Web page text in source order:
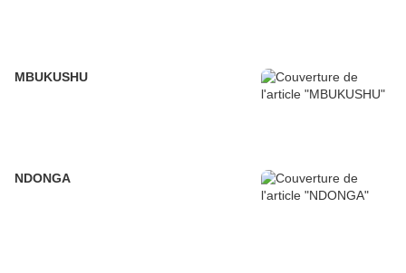
MBUKUSHU
NDONGA